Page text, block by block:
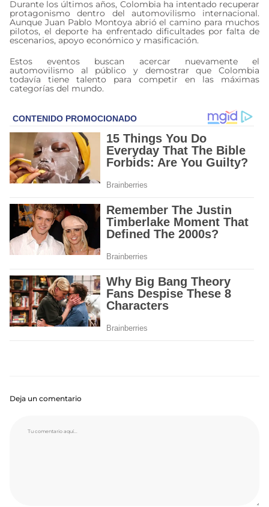
Durante los últimos años, Colombia ha intentado recuperar
protagonismo dentro del automovilismo internacional.
Aunque Juan Pablo Montoya abrió el camino para muchos
pilotos, el deporte ha enfrentado dificultades por falta de
escenarios, apoyo económico y masificación.
Estos eventos buscan acercar nuevamente el
automovilismo al público y demostrar que Colombia
todavía tiene talento para competir en las máximas
categorías del mundo.
Deja un comentario